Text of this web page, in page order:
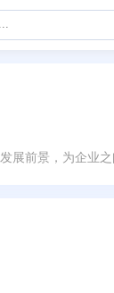
展前景，为企业